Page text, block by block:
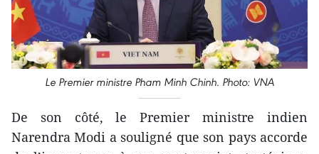
Le Premier ministre Pham Minh Chinh. Photo: VNA
De son côté, le Premier ministre indien
Narendra Modi a souligné que son pays accorde